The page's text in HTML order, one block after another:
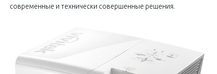
современные и технически совершенные решения.